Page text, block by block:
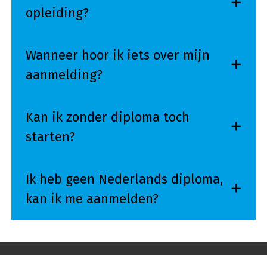
opleiding?
Wanneer hoor ik iets over mijn
aanmelding?
Kan ik zonder diploma toch
starten?
Ik heb geen Nederlands diploma,
kan ik me aanmelden?